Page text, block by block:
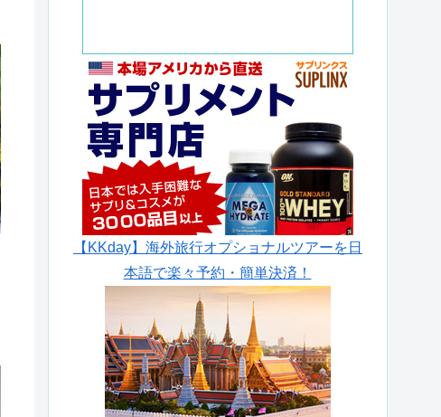
【KKday】海外旅行オプショナルツアーを日
本語で楽々予約・簡単決済！